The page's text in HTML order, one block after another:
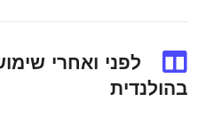
בהולנדית